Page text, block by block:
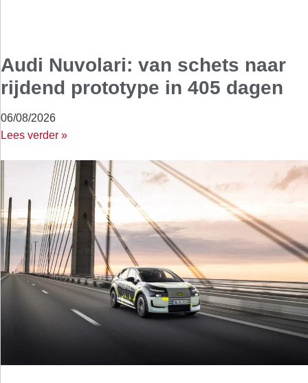
Audi Nuvolari: van schets naar
rijdend prototype in 405 dagen
06/08/2026
Lees verder »